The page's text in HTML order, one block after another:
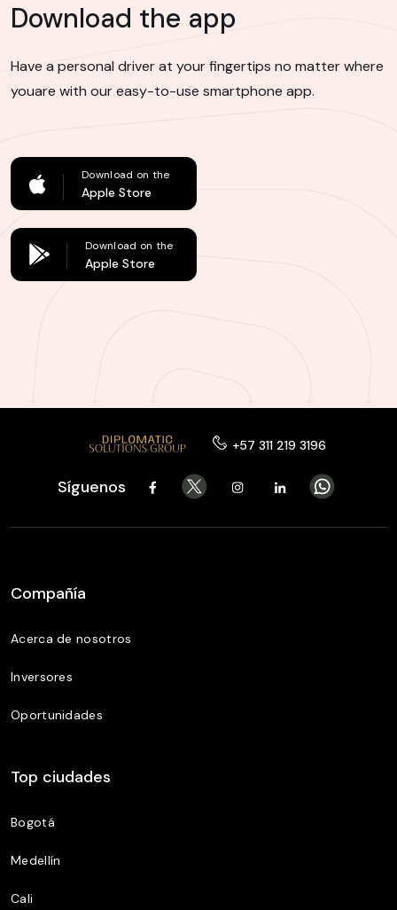
Download the app
Have a personal driver at your fingertips no matter where
youare with our easy-to-use smartphone app.
Download on the
Apple Store
Download on the
Apple Store
+57 311 219 3196
Síguenos
Compañía
Acerca de nosotros
Inversores
Oportunidades
Top ciudades
Bogotá
Medellín
Cali